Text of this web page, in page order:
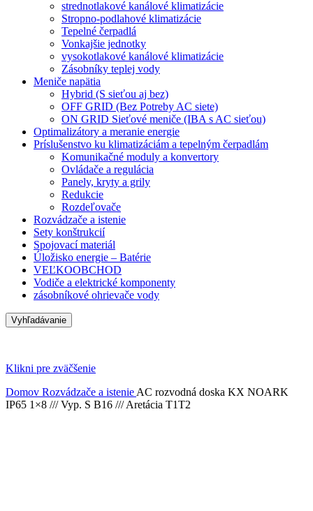
strednotlakové kanálové klimatizácie
Stropno-podlahové klimatizácie
Tepelné čerpadlá
Vonkajšie jednotky
vysokotlakové kanálové klimatizácie
Zásobníky teplej vody
Meniče napätia
Hybrid (S sieťou aj bez)
OFF GRID (Bez Potreby AC siete)
ON GRID Sieťové meniče (IBA s AC sieťou)
Optimalizátory a meranie energie
Príslušenstvo ku klimatizáciám a tepelným čerpadlám
Komunikačné moduly a konvertory
Ovládače a regulácia
Panely, kryty a grily
Redukcie
Rozdeľovače
Rozvádzače a istenie
Sety konštrukcií
Spojovací materiál
Úložisko energie – Batérie
VEĽKOOBCHOD
Vodiče a elektrické komponenty
zásobníkové ohrievače vody
Vyhľadávanie
Klikni pre zväčšenie
Domov Rozvádzače a istenie AC rozvodná doska KX NOARK
IP65 1×8 /// Vyp. S B16 /// Aretácia T1T2